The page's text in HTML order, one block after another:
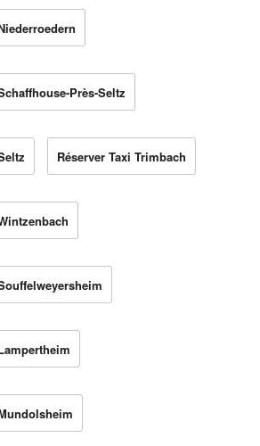
Près-Seltz
Réserver Taxi Trimbach